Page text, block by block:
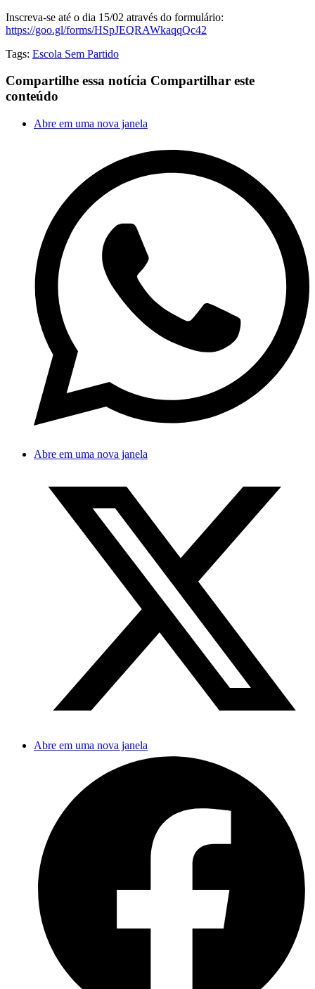
Inscreva-se até o dia 15/02 através do formulário:
https://goo.gl/forms/HSpJEQRAWkaqqQc42
Tags: Escola Sem Partido
Compartilhe essa notícia Compartilhar este
conteúdo
Abre em uma nova janela
Abre em uma nova janela
Abre em uma nova janela